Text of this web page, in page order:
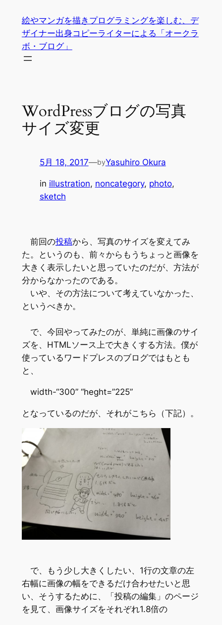
絵やマンガを描きプログラミングを楽しむ、デ
ザイナー出身コピーライターによる「オークラ
ボ・ブログ」
WordPressブログの写真
サイズ変更
5月 18, 2017—byYasuhiro Okura
in illustration, noncategory, photo
sketch
前回の投稿から、写真のサイズを変えてみ
た。というのも、前々からもうちょっと画像を
大きく表示したいと思っていたのだが、方法が
分からなかったのである。
いや、その方法について考えていなかった、
というべきか。
で、今回やってみたのが、単純に画像のサイ
ズを、HTMLソース上で大きくする方法。僕が
使っているワードプレスのブログではもとも
と、
width-“300” “heght=”225”
となっているのだが、それがこちら（下記）。
で、もう少し大きくしたい、1行の文章の左
右幅に画像の幅をできるだけ合わせたいと思
い、そうするために、「投稿の編集」のページ
を見て、画像サイズをそれぞれ1.8倍の